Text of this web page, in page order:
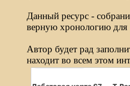
Данный ресурс -
верную хронологию для
Автор будет рад
находит во всем этом